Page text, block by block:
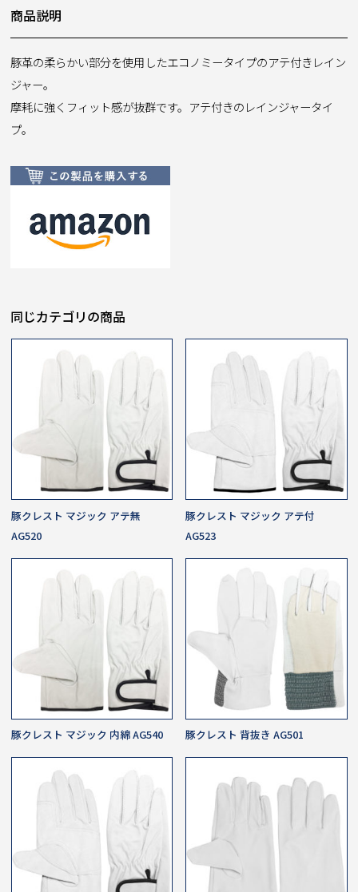
商品説明
豚革の柔らかい部分を使用したエコノミータイプのアテ付きレイン
ジャー。
摩耗に強くフィット感が抜群です。アテ付きのレインジャータイ
プ。
同じカテゴリの商品
豚クレスト マジック アテ無
AG520
豚クレスト マジック アテ付
AG523
豚クレスト マジック 内綿 AG540 豚クレスト 背抜き AG501